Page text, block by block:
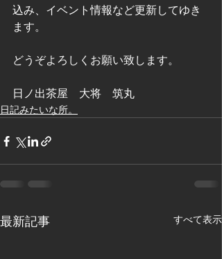
込み、イベント情報など更新してゆき
ます。
どうぞよろしくお願い致します。
日ノ出茶屋　大将　筑丸
日記みたいな所。
最新記事 すべて表示